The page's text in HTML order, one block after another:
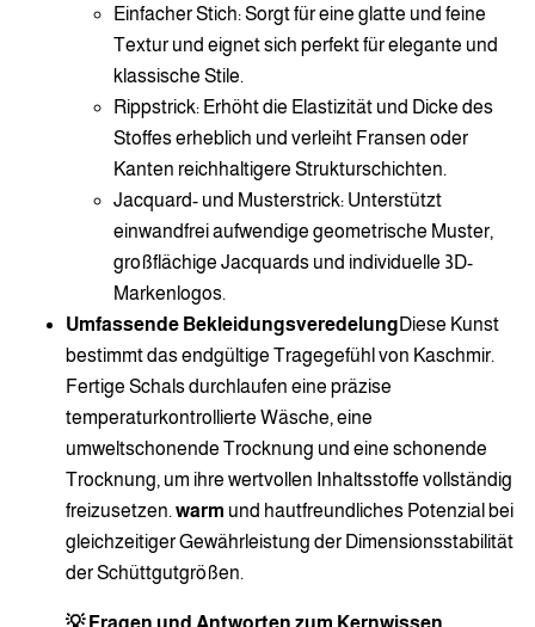
Einfacher Stich: Sorgt für eine glatte und feine
Textur und eignet sich perfekt für elegante und
klassische Stile.
Rippstrick: Erhöht die Elastizität und Dicke des
Stoffes erheblich und verleiht Fransen oder
Kanten reichhaltigere Strukturschichten.
Jacquard- und Musterstrick: Unterstützt
einwandfrei aufwendige geometrische Muster,
großflächige Jacquards und individuelle 3D-
Markenlogos.
Umfassende BekleidungsveredelungDiese Kunst
bestimmt das endgültige Tragegefühl von Kaschmir.
Fertige Schals durchlaufen eine präzise
temperaturkontrollierte Wäsche, eine
umweltschonende Trocknung und eine schonende
Trocknung, um ihre wertvollen Inhaltsstoffe vollständig
freizusetzen. warm und hautfreundliches Potenzial bei
gleichzeitiger Gewährleistung der Dimensionsstabilität
der Schüttgutgrößen.
💡 Fragen und Antworten zum Kernwissen